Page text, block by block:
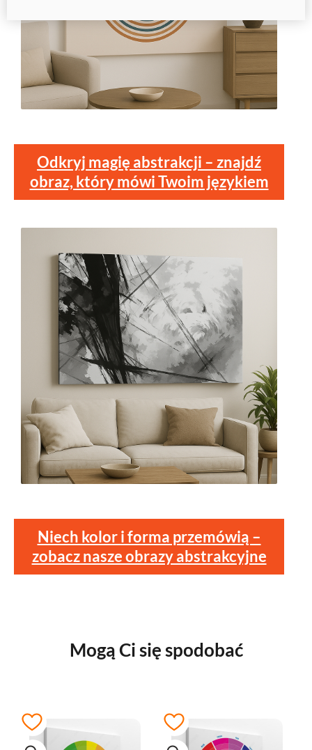
Odkryj magię abstrakcji – znajdź
obraz, który mówi Twoim językiem
Niech kolor i forma przemówią –
zobacz nasze obrazy abstrakcyjne
Mogą Ci się spodobać